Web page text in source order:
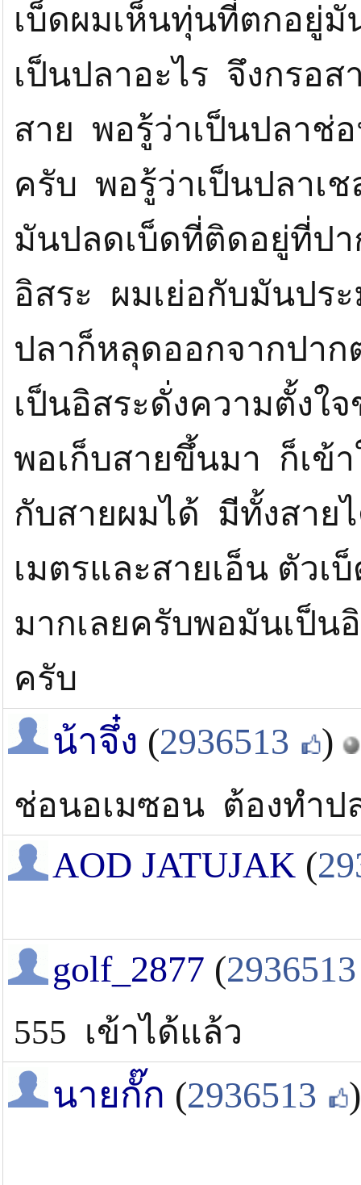
เบ็ดผมเห็นทุ่นที่ตกอยู่มั
เป็นปลาอะไร จึงกรอส
สาย พอรู้ว่าเป็นปลาช่
ครับ พอรู้ว่าเป็นปลาเ
มันปลดเบ็ดที่ติดอยู่ที่ปา
อิสระ ผมเย่อกับมันปร
ปลาก็หลุดออกจากปา
เป็นอิสระดั่งความตั้งใ
พอเก็บสายขึ้นมา ก็เข้
กับสายผมได้ มีทั้งสาย
เมตรและสายเอ็น ตัวเ
มากเลยครับพอมันเป็น
ครับ
น้าจึ๋ง (2936513 )
ช่อนอเมซอน ต้องทำป
AOD JATUJAK (
golf_2877 (2936513
555 เข้าได้แล้ว
นายกั๊ก (2936513 )